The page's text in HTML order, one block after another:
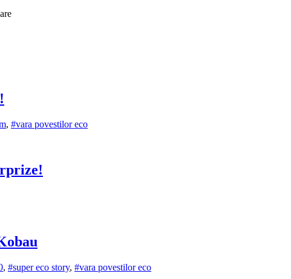
, #vara povestilor eco
, #super eco story, #vara povestilor eco